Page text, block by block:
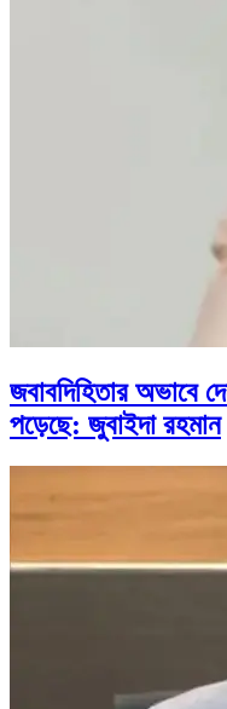
জবাবদিহিতার অভাবে
পড়েছে: জুবাইদা রহমান